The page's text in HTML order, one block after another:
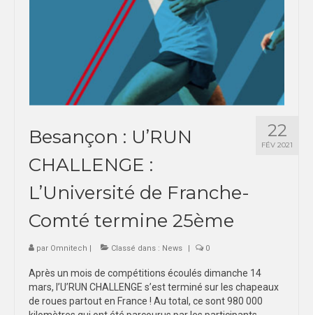
22
FÉV 2021
Besançon : U’RUN
CHALLENGE :
L’Université de Franche-
Comté termine 25ème
par Omnitech | Classé dans : News | 0
Après un mois de compétitions écoulés dimanche 14
mars, l’U’RUN CHALLENGE s’est terminé sur les chapeaux
de roues partout en France ! Au total, ce sont 980 000